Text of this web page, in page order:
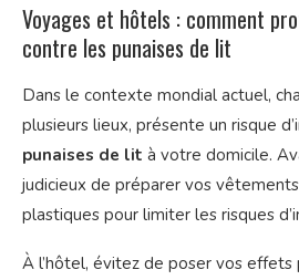
Voyages et hôtels : comment
contre les punaises de lit
Dans le contexte mondial actuel,
plusieurs lieux, présente un risque
punaises de lit à votre domicile.
judicieux de préparer vos
plastiques pour limiter les risques
À l’hôtel, évitez de poser vos